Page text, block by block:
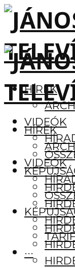
HÍREK
VIDEÓK
···
HÍREK
VIDEÓK